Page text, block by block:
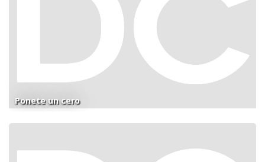
Ponete un cero